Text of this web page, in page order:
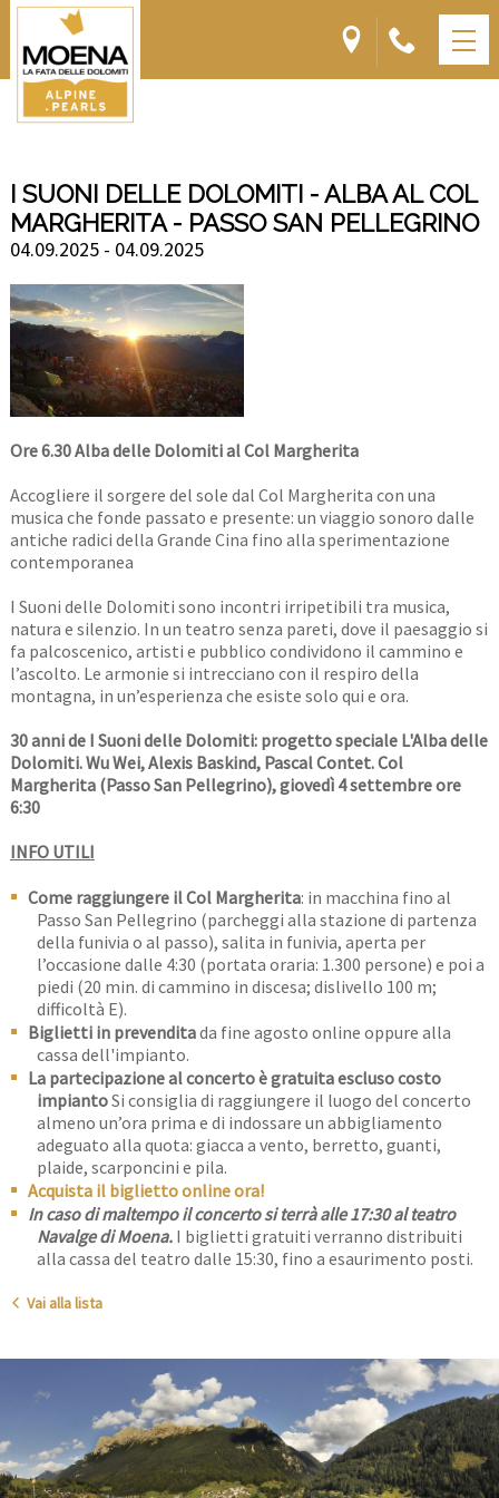
I SUONI DELLE DOLOMITI - ALBA AL COL
MARGHERITA - PASSO SAN PELLEGRINO
04.09.2025 - 04.09.2025
Ore 6.30 Alba delle Dolomiti al Col Margherita
Accogliere il sorgere del sole dal Col Margherita con una
musica che fonde passato e presente: un viaggio sonoro dalle
antiche radici della Grande Cina fino alla sperimentazione
contemporanea
I Suoni delle Dolomiti sono incontri irripetibili tra musica,
natura e silenzio. In un teatro senza pareti, dove il paesaggio si
fa palcoscenico, artisti e pubblico condividono il cammino e
l’ascolto. Le armonie si intrecciano con il respiro della
montagna, in un’esperienza che esiste solo qui e ora.
30 anni de I Suoni delle Dolomiti: progetto speciale L'Alba delle
Dolomiti. Wu Wei, Alexis Baskind, Pascal Contet. Col
Margherita (Passo San Pellegrino), giovedì 4 settembre ore
6:30
INFO UTILI
Come raggiungere il Col Margherita: in macchina fino al
Passo San Pellegrino (parcheggi alla stazione di partenza
della funivia o al passo), salita in funivia, aperta per
l’occasione dalle 4:30 (portata oraria: 1.300 persone) e poi a
piedi (20 min. di cammino in discesa; dislivello 100 m;
difficoltà E).
Biglietti in prevenditada fine agosto online oppure alla
cassa dell'impianto.
La partecipazione al concerto è gratuita escluso costo
impiantoSi consiglia di raggiungere il luogo del concerto
almeno un’ora prima e di indossare un abbigliamento
adeguato alla quota: giacca a vento, berretto, guanti,
plaide, scarponcini e pila.
Acquista il biglietto online ora!
In caso di maltempo il concerto si terrà alle 17:30 al teatro
Navalge di Moena.I biglietti gratuiti verranno distribuiti
alla cassa del teatro dalle 15:30, fino a esaurimento posti.
Vai alla lista